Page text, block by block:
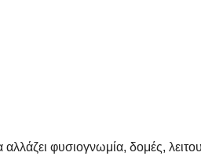
φυσιογνωμία, δομές,